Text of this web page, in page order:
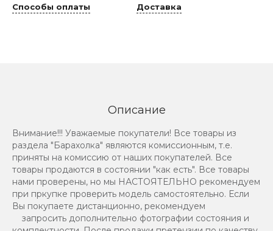
Способы оплаты Доставка
Описание
Внимание!!! Уважаемые покупатели! Все товары из
раздела "Барахолка" являются комиссионным, т.е.
приняты на комиссию от наших покупателей. Все
товары продаются в состоянии "как есть". Все товары
нами проверены, но мы НАСТОЯТЕЛЬНО рекомендуем
при пркупке проверить модель самостоятельно. Если
Вы покупаете дистанционно, рекомендуем
запросить дополнительно фотографии состояния и